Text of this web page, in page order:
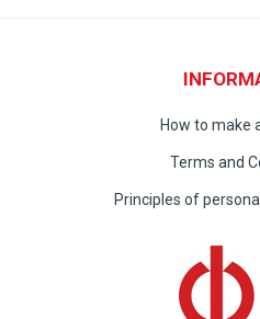
How to make
Terms and
Principles of